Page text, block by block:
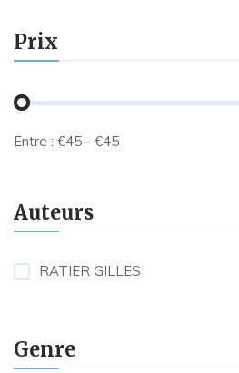
Prix
Entre : €45 - €45
Auteurs
RATIER GILLES
Genre